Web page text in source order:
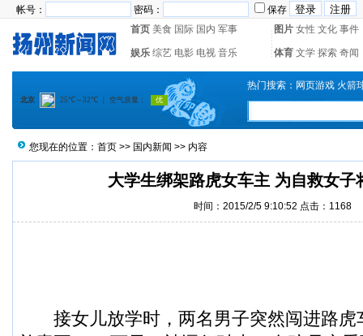
帐号： 密码：
保存
首页 美食 国际 国内 军事 图片 女性 文化 事件
娱乐 综艺 电影 电视 音乐 体育 文学 探索 奇闻
热门搜索： 网页游戏 火箭
您现在的位置： 首页 >> 国内新闻 >> 内容
大学生绑架路虎女车主 为自救女子
时间：2015/2/5 9:10:52 点击： 1168
接女儿放学时，两名男子突然闯进路虎